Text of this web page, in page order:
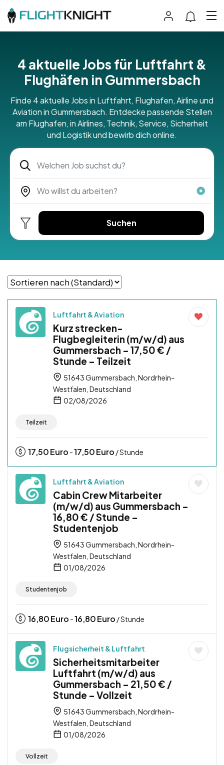
4 aktuelle Jobs für Luftfahrt &
Flughäfen in Gummersbach
Finde 4 aktuelle Jobs in Luftfahrt, Flughafen, Airline und
Aviation in Gummersbach. Entdecke passende Stellen
am Flughafen, in Airlines, Technik, Service, Sicherheit
und Logistik und bewirb dich online.
Suchen
Luftfahrt & Aviation
Kurz strecken-
Flugbegleiterin (m/w/d) aus
Gummersbach – 17,50 € /
Stunde – Teilzeit
51643 Gummersbach, Nordrhein-
Westfalen, Deutschland
02/08/2026
Teilzeit
17,50Euro -17,50Euro / Stunde
Luftfahrt & Aviation
Cabin Crew Mitarbeiter
(m/w/d) aus Gummersbach –
16,80 € / Stunde –
Studentenjob
51643 Gummersbach, Nordrhein-
Westfalen, Deutschland
01/08/2026
Studentenjob
16,80Euro -16,80Euro / Stunde
Flugsicherheit & Luftfahrt
Sicherheitsmitarbeiter
Luftfahrt (m/w/d) aus
Gummersbach – 21,50 € /
Stunde – Vollzeit
51643 Gummersbach, Nordrhein-
Westfalen, Deutschland
01/08/2026
Vollzeit